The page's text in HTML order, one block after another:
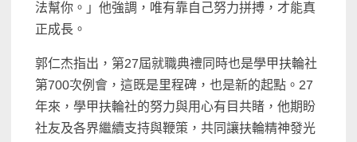
法幫你。」他強調，唯有靠自己努力拼搏，才能真
正成長。
郭仁杰指出，第27屆就職典禮同時也是學甲扶輪社
第700次例會，這既是里程碑，也是新的起點。27
年來，學甲扶輪社的努力與用心有目共睹，他期盼
社友及各界繼續支持與鞭策，共同讓扶輪精神發光